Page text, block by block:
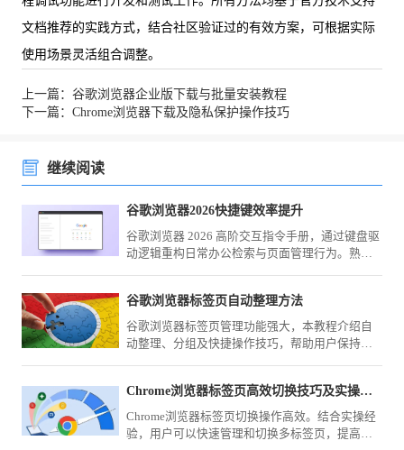
文档推荐的实践方式，结合社区验证过的有效方案，可根据实际
使用场景灵活组合调整。
上一篇：谷歌浏览器企业版下载与批量安装教程
下一篇：Chrome浏览器下载及隐私保护操作技巧
继续阅读
谷歌浏览器2026快捷键效率提升
谷歌浏览器 2026 高阶交互指令手册，通过键盘驱
动逻辑重构日常办公检索与页面管理行为。熟练
谷歌浏览器标签页自动整理方法
谷歌浏览器标签页管理功能强大，本教程介绍自
动整理、分组及快捷操作技巧，帮助用户保持浏
Chrome浏览器标签页高效切换技巧及实操经验
Chrome浏览器标签页切换操作高效。结合实操经
验，用户可以快速管理和切换多标签页，提高多